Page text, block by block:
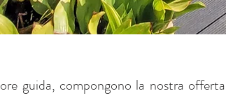
guida, compongono la nostra offerta